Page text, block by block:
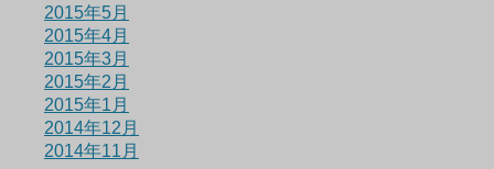
2015年5月
2015年4月
2015年3月
2015年2月
2015年1月
2014年12月
2014年11月